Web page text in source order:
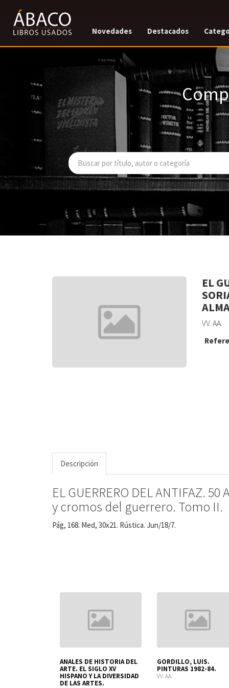
Novedades Destacados
EL
VV. AA.
Descripción
EL GUERRERO DEL ANTIFAZ.
y cromos del guerrero. Tomo II.
Pág, 168. Med, 30x21. Rústica. Jun/18/7.
ANALES DE HISTORIA DEL
ARTE. EL SIGLO XV
HISPANO Y LA DIVERSIDAD
DE LAS ARTES.
GORDILLO, LUIS.
PINTURAS 1982-84.
VV. AA.